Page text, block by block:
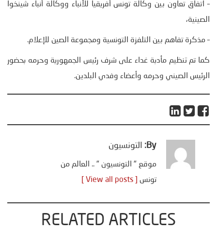
– اتفاق تعاون بين وكالة تونس أفريقيا للأنباء ووكالة أنباء شينخوا
الصينية،
– مذكرة تفاهم بين التلفزة التونسية ومجموعة الصين للإعلام.
كما تم تنظيم مأدبة غداء على شرف رئيس الجمهورية وحرمه بحضور
الرئيس الصيني وحرمه وأعضاء وفدي البلدين.
By: التونسيون
موقع " التونسيون " .. العالم من
تونس
RELATED ARTICLES